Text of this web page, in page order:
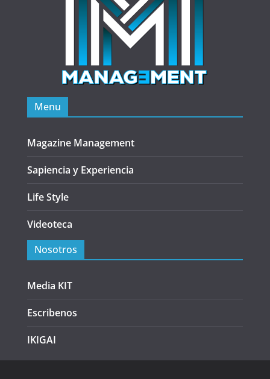
Menu
Magazine Management
Sapiencia y Experiencia
Life Style
Videoteca
Nosotros
Media KIT
Escribenos
IKIGAI